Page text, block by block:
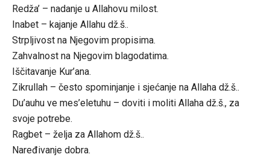
Redža’ – nadanje u Allahovu milost.
Inabet – kajanje Allahu dž.š..
Strpljivost na Njegovim propisima.
Zahvalnost na Njegovim blagodatima.
Iščitavanje Kur’ana.
Zikrullah – često spominjanje i sjećanje na Allaha dž.š..
Du’auhu ve mes’eletuhu – doviti i moliti Allaha dž.š., za
svoje potrebe.
Ragbet – želja za Allahom dž.š..
Naređivanje dobra.